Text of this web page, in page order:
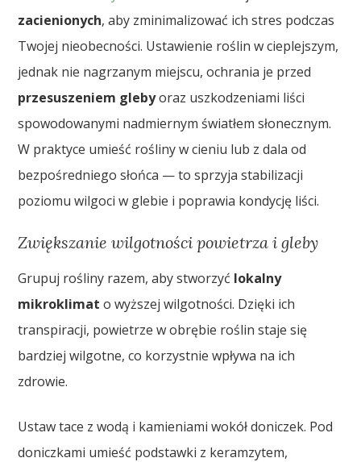
zacienionych, aby zminimalizować ich stres podczas
Twojej nieobecności. Ustawienie roślin w cieplejszym,
jednak nie nagrzanym miejscu, ochrania je przed
przesuszeniem glebyoraz uszkodzeniami liści
spowodowanymi nadmiernym światłem słonecznym.
W praktyce umieść rośliny w cieniu lub z dala od
bezpośredniego słońca — to sprzyja stabilizacji
poziomu wilgoci w glebie i poprawia kondycję liści.
Zwiększanie wilgotności powietrza i gleby
Grupuj rośliny razem, aby stworzyć lokalny
mikroklimat o wyższej wilgotności. Dzięki ich
transpiracji, powietrze w obrębie roślin staje się
bardziej wilgotne, co korzystnie wpływa na ich
zdrowie.
Ustaw tace z wodą i kamieniami wokół doniczek. Pod
doniczkami umieść podstawki z keramzytem,